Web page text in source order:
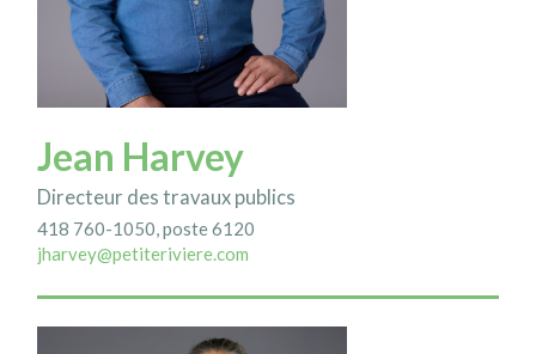
Jean Harvey
Directeur des travaux publics
418 760-1050, poste 6120
jharvey@petiteriviere.com